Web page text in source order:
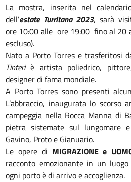
La mostra, inserita nel
dell’estate Turritana 2023, sarà
ore 10:00 alle ore 19:00 fino al 20
escluso).
Nato a Porto Torres e trasferitosi
Tinteriè artista poliedrico,
designer di fama mondiale.
A Porto Torres sono presenti
L’abbraccio, inaugurata lo scorso
campeggia nella Rocca Manna di
pietra sistemate sul lungomare
Gavino, Proto e Gianuario.
Le opere di MIGRAZIONE e
racconto emozionante in un
ogni porto è di arrivo e accoglienza.